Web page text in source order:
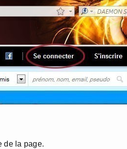
de la page.